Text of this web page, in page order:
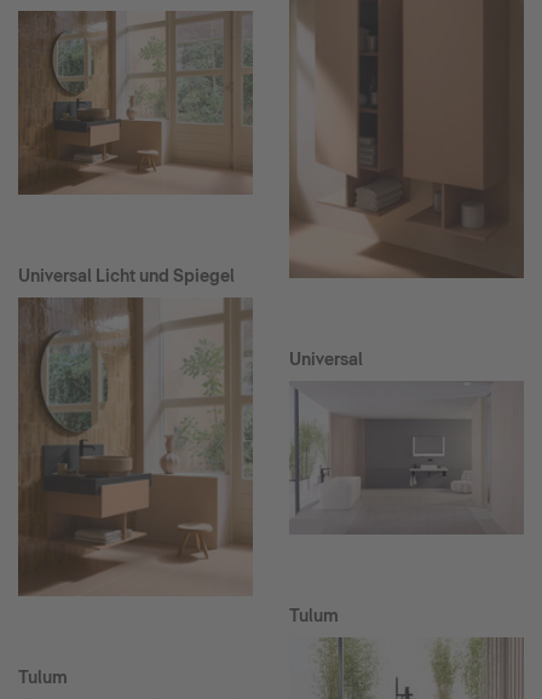
Universal Licht und Spiegel
Tulum
Universal
Tulum